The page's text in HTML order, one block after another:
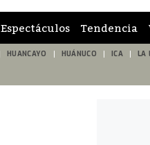
Espectáculos Tendencia
HUANCAYO HUÁNUCO ICA LA